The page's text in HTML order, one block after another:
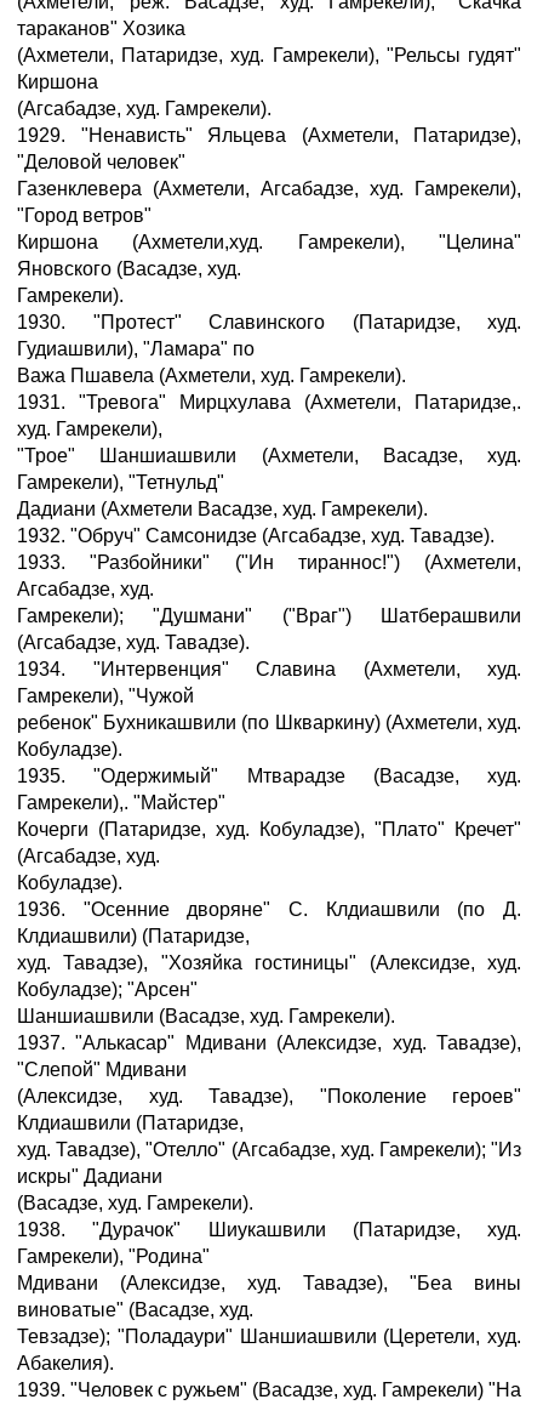
тараканов" Хозика
(Ахметели, Патаридзе, худ. Гамрекели), "Рельсы гудят"
Киршона
(Агсабадзе, худ. Гамрекели).
1929. "Ненависть" Яльцева (Ахметели, Патаридзе),
"Деловой человек"
Газенклевера (Ахметели, Агсабадзе, худ. Гамрекели),
"Город ветров"
Киршона (Ахметели,худ. Гамрекели), "Целина"
Яновского (Васадзе, худ.
Гамрекели).
1930. "Протест" Славинского (Патаридзе, худ.
Гудиашвили), "Ламара" по
Важа Пшавела (Ахметели, худ. Гамрекели).
1931. "Тревога" Мирцхулава (Ахметели, Патаридзе,.
худ. Гамрекели),
"Трое" Шаншиашвили (Ахметели, Васадзе, худ.
Гамрекели), "Тетнульд"
Дадиани (Ахметели Васадзе, худ. Гамрекели).
1932. "Обруч" Самсонидзе (Агсабадзе, худ. Тавадзе).
1933. "Разбойники" ("Ин тираннос!") (Ахметели,
Агсабадзе, худ.
Гамрекели); "Душмани" ("Враг") Шатберашвили
(Агсабадзе, худ. Тавадзе).
1934. "Интервенция" Славина (Ахметели, худ.
Гамрекели), "Чужой
ребенок" Бухникашвили (по Шкваркину) (Ахметели, худ.
Кобуладзе).
1935. "Одержимый" Мтварадзе (Васадзе, худ.
Гамрекели),. "Майстер"
Кочерги (Патаридзе, худ. Кобуладзе), "Плато" Кречет"
(Агсабадзе, худ.
Кобуладзе).
1936. "Осенние дворяне" С. Клдиашвили (по Д.
Клдиашвили) (Патаридзе,
худ. Тавадзе), "Хозяйка гостиницы" (Алексидзе, худ.
Кобуладзе); "Арсен"
Шаншиашвили (Васадзе, худ. Гамрекели).
1937. "Алькасар" Мдивани (Алексидзе, худ. Тавадзе),
"Слепой" Мдивани
(Алексидзе, худ. Тавадзе), "Поколение героев"
Клдиашвили (Патаридзе,
худ. Тавадзе), "Отелло" (Агсабадзе, худ. Гамрекели); "Из
искры" Дадиани
(Васадзе, худ. Гамрекели).
1938. "Дурачок" Шиукашвили (Патаридзе, худ.
Гамрекели), "Родина"
Мдивани (Алексидзе, худ. Тавадзе), "Беа вины
виноватые" (Васадзе, худ.
Тевзадзе); "Поладаури" Шаншиашвили (Церетели, худ.
Абакелия).
1939. "Человек с ружьем" (Васадзе, худ. Гамрекели) "На